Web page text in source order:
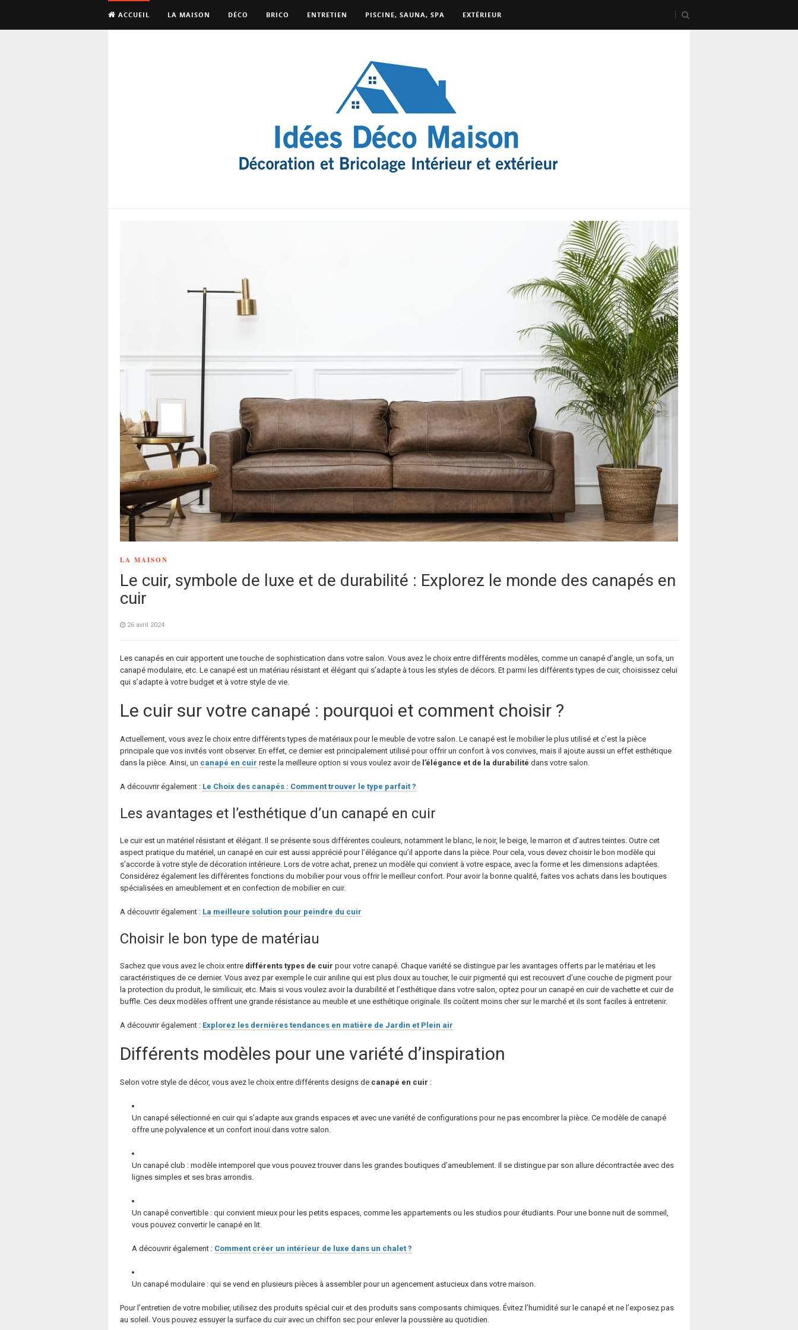
ACCUEIL LA MAISON DÉCO BRICO ENTRETIEN PISCINE, SAUNA, SPA EXTÉRIEUR
LA MAISON
Le cuir, symbole de luxe et de durabilité : Explorez le monde des canapés en
cuir
26 avril 2024
Les canapés en cuir apportent une touche de sophistication dans votre salon. Vous avez le choix entre différents modèles, comme un canapé d’angle, un sofa, un
canapé modulaire, etc. Le canapé est un matériau résistant et élégant qui s’adapte à tous les styles de décors. Et parmi les différents types de cuir, choisissez celui
qui s’adapte à votre budget et à votre style de vie.
Le cuir sur votre canapé : pourquoi et comment choisir ?
Actuellement, vous avez le choix entre différents types de matériaux pour le meuble de votre salon. Le canapé est le mobilier le plus utilisé et c’est la pièce
principale que vos invités vont observer. En effet, ce dernier est principalement utilisé pour offrir un confort à vos convives, mais il ajoute aussi un effet esthétique
dans la pièce. Ainsi, un canapé en cuir reste la meilleure option si vous voulez avoir de l’élégance et de la durabilité dans votre salon.
A découvrir également : Le Choix des canapés : Comment trouver le type parfait ?
Les avantages et l’esthétique d’un canapé en cuir
Le cuir est un matériel résistant et élégant. Il se présente sous différentes couleurs, notamment le blanc, le noir, le beige, le marron et d’autres teintes. Outre cet
aspect pratique du matériel, un canapé en cuir est aussi apprécié pour l’élégance qu’il apporte dans la pièce. Pour cela, vous devez choisir le bon modèle qui
s’accorde à votre style de décoration intérieure. Lors de votre achat, prenez un modèle qui convient à votre espace, avec la forme et les dimensions adaptées.
Considérez également les différentes fonctions du mobilier pour vous offrir le meilleur confort. Pour avoir la bonne qualité, faites vos achats dans les boutiques
spécialisées en ameublement et en confection de mobilier en cuir.
A découvrir également : La meilleure solution pour peindre du cuir
Choisir le bon type de matériau
Sachez que vous avez le choix entre différents types de cuir pour votre canapé. Chaque variété se distingue par les avantages offerts par le matériau et les
caractéristiques de ce dernier. Vous avez par exemple le cuir aniline qui est plus doux au toucher, le cuir pigmenté qui est recouvert d’une couche de pigment pour
la protection du produit, le similicuir, etc. Mais si vous voulez avoir la durabilité et l’esthétique dans votre salon, optez pour un canapé en cuir de vachette et cuir de
buffle. Ces deux modèles offrent une grande résistance au meuble et une esthétique originale. Ils coûtent moins cher sur le marché et ils sont faciles à entretenir.
A découvrir également : Explorez les dernières tendances en matière de Jardin et Plein air
Différents modèles pour une variété d’inspiration
Selon votre style de décor, vous avez le choix entre différents designs de canapé en cuir :
Un canapé sélectionné en cuir qui s’adapte aux grands espaces et avec une variété de configurations pour ne pas encombrer la pièce. Ce modèle de canapé
offre une polyvalence et un confort inouï dans votre salon.
Un canapé club : modèle intemporel que vous pouvez trouver dans les grandes boutiques d’ameublement. Il se distingue par son allure décontractée avec des
lignes simples et ses bras arrondis.
Un canapé convertible : qui convient mieux pour les petits espaces, comme les appartements ou les studios pour étudiants. Pour une bonne nuit de sommeil,
vous pouvez convertir le canapé en lit.
A découvrir également : Comment créer un intérieur de luxe dans un chalet ?
Un canapé modulaire : qui se vend en plusieurs pièces à assembler pour un agencement astucieux dans votre maison.
Pour l’entretien de votre mobilier, utilisez des produits spécial cuir et des produits sans composants chimiques. Évitez l’humidité sur le canapé et ne l’exposez pas
au soleil. Vous pouvez essuyer la surface du cuir avec un chiffon sec pour enlever la poussière au quotidien.